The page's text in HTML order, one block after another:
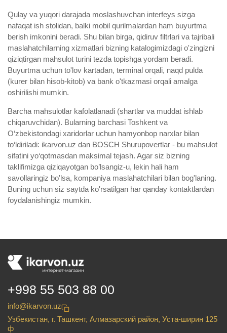
Qulay va yuqori darajada moslashuvchan interfeys sizga
nafaqat ish stolidan, balki mobil qurilmalardan ham buyurtma
berish imkonini beradi. Shu bilan birga, qidiruv filtrlari va tajribali
maslahatchilarning xizmatlari bizning katalogimizdagi o'zingizni
qiziqtirgan mahsulot turini tezda topishga yordam beradi.
Buyurtma uchun to'lov kartadan, terminal orqali, naqd pulda
(kurer bilan hisob-kitob) va bank o'tkazmasi orqali amalga
oshirilishi mumkin.
Barcha mahsulotlar kafolatlanadi (shartlar va muddat ishlab
chiqaruvchidan). Bularning barchasi Toshkent va
O‘zbekistondagi xaridorlar uchun hamyonbop narxlar bilan
to‘ldiriladi: ikarvon.uz dan BOSCH Shurupovertlar - bu mahsulot
sifatini yo‘qotmasdan maksimal tejash. Agar siz bizning
taklifimizga qiziqayotgan bo’lsangiz-u, lekin hali ham
savollaringiz bo'lsa, kompaniya maslahatchilari bilan bog'laning.
Buning uchun siz saytda ko'rsatilgan har qanday kontaktlardan
foydalanishingiz mumkin.
+998 55 503 88 00
info@ikarvon.uz
Узбекистан, г. Ташкент, Алмазарский район, Уста-ширин 125
ф